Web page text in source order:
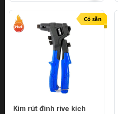
Có sẵn
Kìm rút đinh rive kích